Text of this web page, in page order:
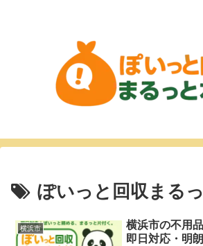
ぽいっと回収まる
横浜市
横浜市の不用
即日対応・明